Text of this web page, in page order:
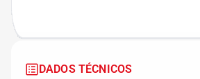
DADOS TÉCNICOS